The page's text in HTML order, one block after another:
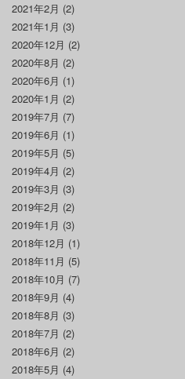
2021年2月 (2)
2021年1月 (3)
2020年12月 (2)
2020年8月 (2)
2020年6月 (1)
2020年1月 (2)
2019年7月 (7)
2019年6月 (1)
2019年5月 (5)
2019年4月 (2)
2019年3月 (3)
2019年2月 (2)
2019年1月 (3)
2018年12月 (1)
2018年11月 (5)
2018年10月 (7)
2018年9月 (4)
2018年8月 (3)
2018年7月 (2)
2018年6月 (2)
2018年5月 (4)